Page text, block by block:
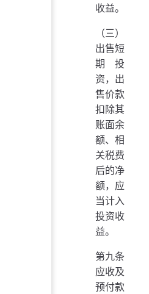
收益。
（三）
出售短
期投
资，出
售价款
扣除其
账面余
额、相
关税费
后的净
额，应
当计入
投资收
益。
第九条
应收及
预付款